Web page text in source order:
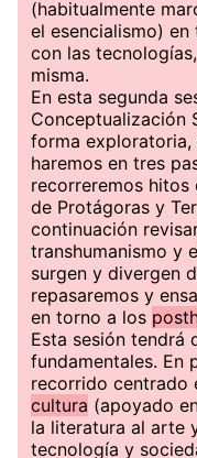
(habitualmente
el esencialismo)
con las
misma.
En esta segunda
Conceptualización
forma exploratoria,
haremos en tres
recorreremos hitos
de Protágoras y
continuación
transhumanismo y
surgen y divergen
repasaremos y
en torno a los
Esta sesión tendrá
fundamentales. En
recorrido centrado
cultura (apoyado
la literatura al arte
tecnología y